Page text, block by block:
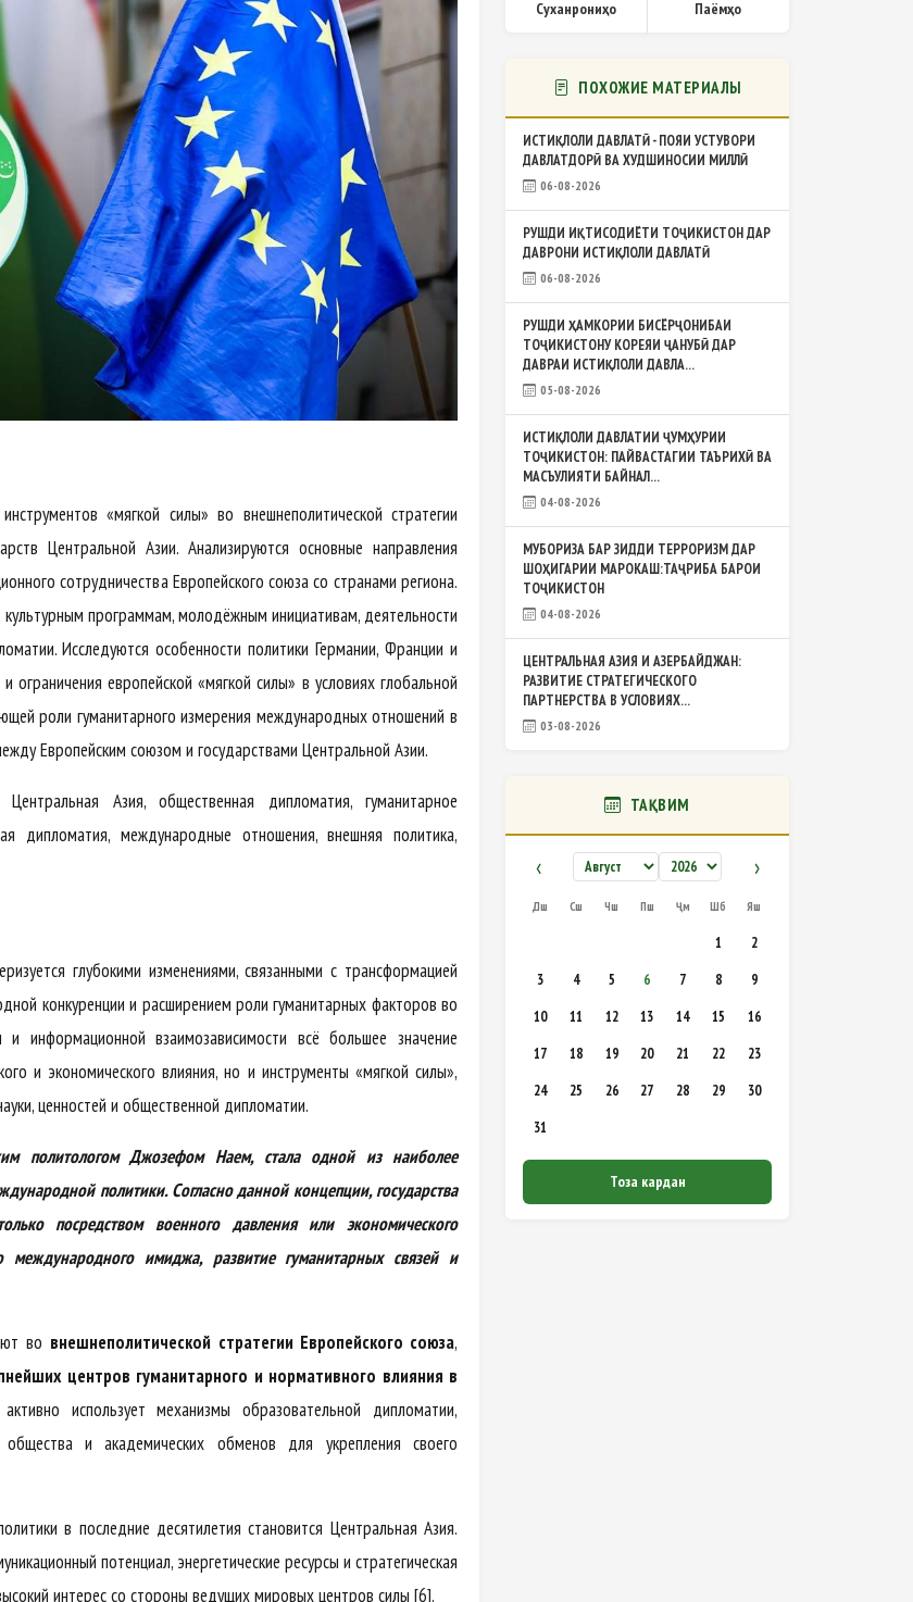
«мягкой силы» во внешнеполитической стратегии
Центральной Азии. Анализируются основные направления
сотрудничества Европейского союза со странами региона.
программам, молодёжным инициативам, деятельности
Исследуются особенности политики Германии, Франции и
европейской «мягкой силы» в условиях глобальной
роли гуманитарного измерения международных отношений в
Европейским союзом и государствами Центральной Азии.
Азия, общественная дипломатия, гуманитарное
дипломатия, международные отношения, внешняя политика,
глубокими изменениями, связанными с трансформацией
конкуренции и расширением роли гуманитарных факторов во
и информационной взаимозависимости всё большее значение
и экономического влияния, но и инструменты «мягкой силы»,
ценностей и общественной дипломатии.
политологом Джозефом Наем, стала одной из наиболее
политики. Согласно данной концепции, государства
посредством военного давления или экономического
имиджа, развитие гуманитарных связей и
во внешнеполитической стратегии Европейского союза,
центров гуманитарного и нормативного влияния в
использует механизмы образовательной дипломатии,
общества и академических обменов для укрепления своего
в последние десятилетия становится Центральная Азия.
потенциал, энергетические ресурсы и стратегическая
интерес со стороны ведущих мировых центров силы [6].
Суханрониҳо Паёмҳо
ПОХОЖИЕ МАТЕРИАЛЫ
ИСТИҚЛОЛИ ДАВЛАТӢ - ПОЯИ УСТУВОРИ
ДАВЛАТДОРӢ ВА ХУДШИНОСИИ МИЛЛӢ
06-08-2026
РУШДИ ИҚТИСОДИЁТИ ТОҶИКИСТОН ДАР
ДАВРОНИ ИСТИҚЛОЛИ ДАВЛАТӢ
06-08-2026
РУШДИ ҲАМКОРИИ БИСЁРҶОНИБАИ
ТОҶИКИСТОНУ КОРЕЯИ ҶАНУБӢ ДАР
ДАВРАИ ИСТИҚЛОЛИ ДАВЛА...
05-08-2026
ИСТИҚЛОЛИ ДАВЛАТИИ ҶУМҲУРИИ
ТОҶИКИСТОН: ПАЙВАСТАГИИ ТАЪРИХӢ ВА
МАСЪУЛИЯТИ БАЙНАЛ...
04-08-2026
МУБОРИЗА БАР ЗИДДИ ТЕРРОРИЗМ ДАР
ШОҲИГАРИИ МАРОКАШ:ТАҶРИБА БАРОИ
ТОҶИКИСТОН
04-08-2026
ЦЕНТРАЛЬНАЯ АЗИЯ И АЗЕРБАЙДЖАН:
РАЗВИТИЕ СТРАТЕГИЧЕСКОГО
ПАРТНЕРСТВА В УСЛОВИЯХ...
03-08-2026
ТАҚВИМ
‹ ›
Дш Сш Чш Пш Ҷм Шб Яш
1
2
3
4 5 6 7 8
9
10
11 12 13 14 15
16
17
18 19 20 21 22
23
24
25 26 27 28 29
30
31
Тоза кардан